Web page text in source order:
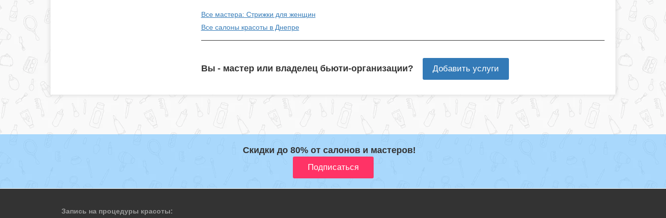
Все мастера: Стрижки для женщин
Все салоны красоты в Днепре
Вы - мастер или владелец бьюти-организации? Добавить услуги
Скидки до 80% от салонов и мастеров!
Запись на процедуры красоты: